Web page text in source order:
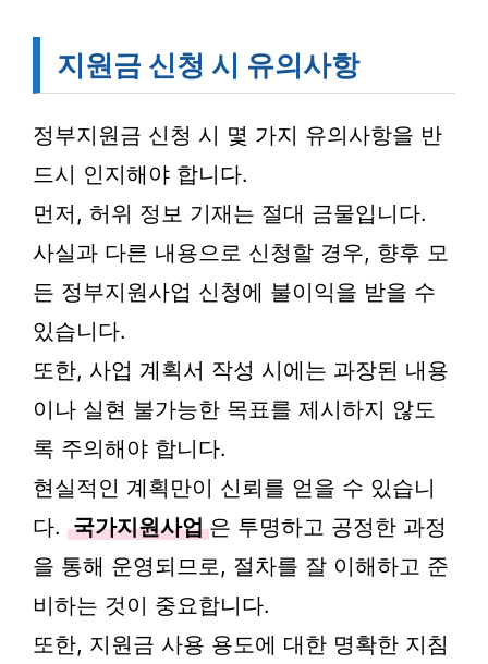
지원금 신청 시 유의사항
정부지원금 신청 시 몇 가지 유의사항을 반
드시 인지해야 합니다.
먼저, 허위 정보 기재는 절대 금물입니다.
사실과 다른 내용으로 신청할 경우, 향후 모
든 정부지원사업 신청에 불이익을 받을 수
있습니다.
또한, 사업 계획서 작성 시에는 과장된 내용
이나 실현 불가능한 목표를 제시하지 않도
록 주의해야 합니다.
현실적인 계획만이 신뢰를 얻을 수 있습니
다. 국가지원사업 은 투명하고 공정한 과정
을 통해 운영되므로, 절차를 잘 이해하고 준
비하는 것이 중요합니다.
또한, 지원금 사용 용도에 대한 명확한 지침